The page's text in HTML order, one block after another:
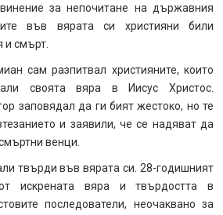
за непочитане на държавния
във вярата си християни били
смърт.
сам разпитвал християните, които
своята вяра в Иисус Христос.
заповядал да ги бият жестоко, но те
и заявили, че се надяват да
венци.
твърди във вярата си. 28-годишният
искрената вяра и твърдостта в
последователи, неочаквано за